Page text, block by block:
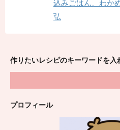
込みごはん、わか
弘
作りたいレシピのキーワードを入
プロフィール